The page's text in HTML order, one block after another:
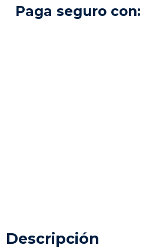
1Paga seguro con:
Descripción